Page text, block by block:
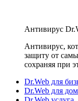
Антивирус
Антивирус,
защиту от
сохраняя при
Dr.Web для
Dr.Web для